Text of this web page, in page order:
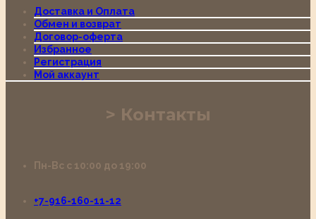
Доставка и Оплата
Обмен и возврат
Договор-оферта
Избранное
Регистрация
Мой аккаунт
Контакты
Пн-Вс с 10:00 до 19:00
+7-916-160-11-12